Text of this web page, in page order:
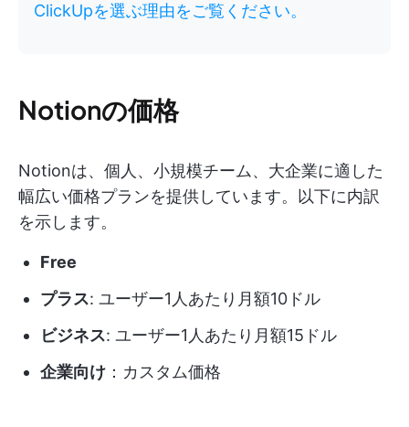
ClickUpを選ぶ理由をご覧ください。
Notionの価格
Notionは、個人、小規模チーム、大企業に適した
幅広い価格プランを提供しています。以下に内訳
を示します。
Free
プラス: ユーザー1人あたり月額10ドル
ビジネス: ユーザー1人あたり月額15ドル
企業向け ：カスタム価格